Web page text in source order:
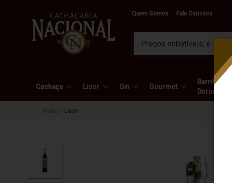
Quem Somos Fale Conosco
Cachaça Licor Gin Gourmet
Barril e
Dorna
Licor